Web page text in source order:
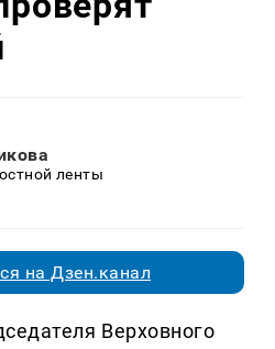
ленты
на Дзен.канал
Верховного